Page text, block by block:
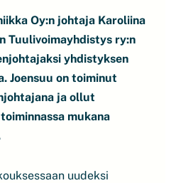
Oy:n johtaja Karoliina
Tuulivoimayhdistys ry:n
yhdistyksen
Joensuu on toiminut
ja ollut
mukana
uudeksi